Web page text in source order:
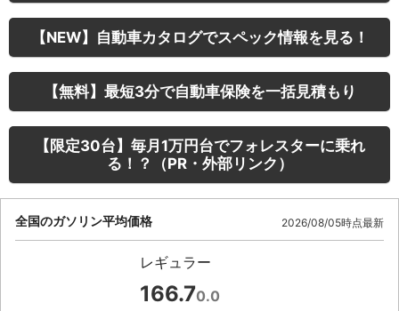
【NEW】自動車カタログでスペック情報を見る！
【無料】最短3分で自動車保険を一括見積もり
【限定30台】毎月1万円台でフォレスターに乗れ
る！？（PR・外部リンク）
全国のガソリン平均価格 2026/08/05時点最新
レギュラー
166.70.0